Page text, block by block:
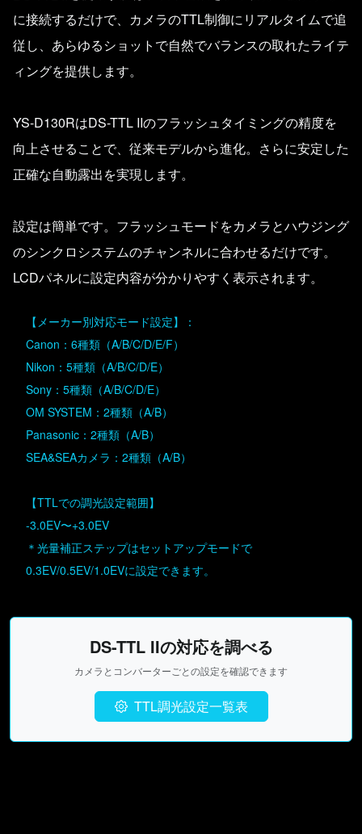
に接続するだけで、カメラのTTL制御にリアルタイムで追
従し、あらゆるショットで自然でバランスの取れたライテ
ィングを提供します。
YS-D130RはDS-TTL IIのフラッシュタイミングの精度を
向上させることで、従来モデルから進化。さらに安定した
正確な自動露出を実現します。
設定は簡単です。フラッシュモードをカメラとハウジング
のシンクロシステムのチャンネルに合わせるだけです。
LCDパネルに設定内容が分かりやすく表示されます。
【メーカー別対応モード設定】：
Canon：6種類（A/B/C/D/E/F）
Nikon：5種類（A/B/C/D/E）
Sony：5種類（A/B/C/D/E）
OM SYSTEM：2種類（A/B）
Panasonic：2種類（A/B）
SEA&SEAカメラ：2種類（A/B）
【TTLでの調光設定範囲】
-3.0EV〜+3.0EV
＊光量補正ステップはセットアップモードで
0.3EV/0.5EV/1.0EVに設定できます。
DS-TTL IIの対応を調べる
カメラとコンバーターごとの設定を確認できます
TTL調光設定一覧表